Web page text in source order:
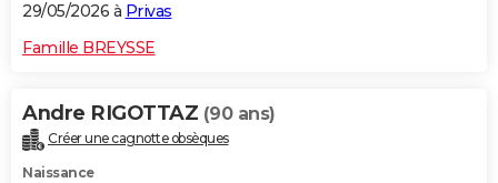
29/05/2026 à Privas
Famille BREYSSE
Andre RIGOTTAZ (90 ans)
Créer une cagnotte obsèques
Naissance